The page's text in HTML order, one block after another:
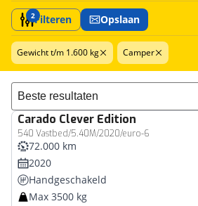
2Filteren Opslaan
Gewicht t/m 1.600 kg Camper
Sorteer resultaten
Carado Clever Edition
540 Vastbed/5.40M/2020/euro-6
72.000 km
2020
Handgeschakeld
Max 3500 kg